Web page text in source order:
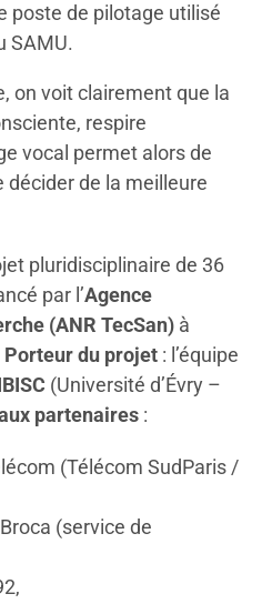
poste de pilotage utilisé
SAMU.
on voit clairement que la
respire
vocal permet alors de
décider de la meilleure
pluridisciplinaire de 36
par l’Agence
(ANR TecSan) à
Porteur du projet : l’équipe
(Université d’Évry –
partenaires :
(Télécom SudParis /
(service de